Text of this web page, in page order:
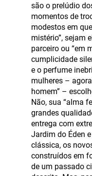
são o prelúdio
momentos de
modestos em
mistério”, sejam
parceiro ou “em
cumplicidade
e o perfume
mulheres –
homem” –
Não, sua “alma
grandes
entrega com
Jardim do Éden
clássica, os
construídos em
de um passado